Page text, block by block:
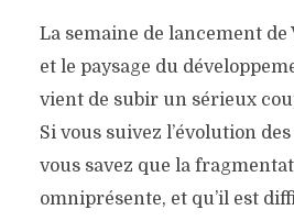
La semaine de lancement de
et le paysage du
vient de subir un sérieux
Si vous suivez l’évolution
vous savez que la
omniprésente, et qu’il est